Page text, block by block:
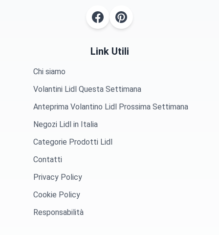
Link Utili
Chi siamo
Volantini Lidl Questa Settimana
Anteprima Volantino Lidl Prossima Settimana
Negozi Lidl in Italia
Categorie Prodotti Lidl
Contatti
Privacy Policy
Cookie Policy
Responsabilità